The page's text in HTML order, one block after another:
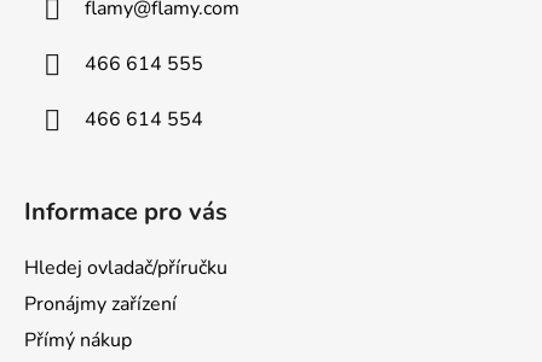
flamy@flamy.com
466 614 555
466 614 554
Informace pro vás
Hledej ovladač/příručku
Pronájmy zařízení
Přímý nákup